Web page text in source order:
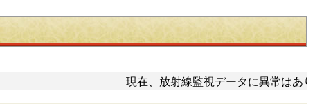
現在、放射線監視データに異常はあ